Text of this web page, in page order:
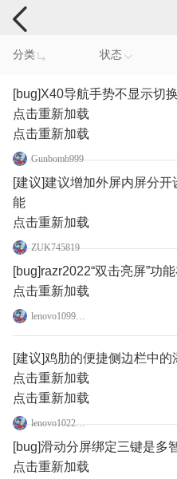
手机反馈
分类 状态
[bug]X40导航手势不显示切
点击重新加载
点击重新加载
Gunbomb999
[建议]建议增加外屏内屏分
能
点击重新加载
ZUK745819
[bug]razr2022“双击亮屏”功
点击重新加载
lenovo109998360
[建议]鸡肋的便捷侧边栏中的
点击重新加载
点击重新加载
lenovo102282169
[bug]滑动分屏绑定三键是多
点击重新加载